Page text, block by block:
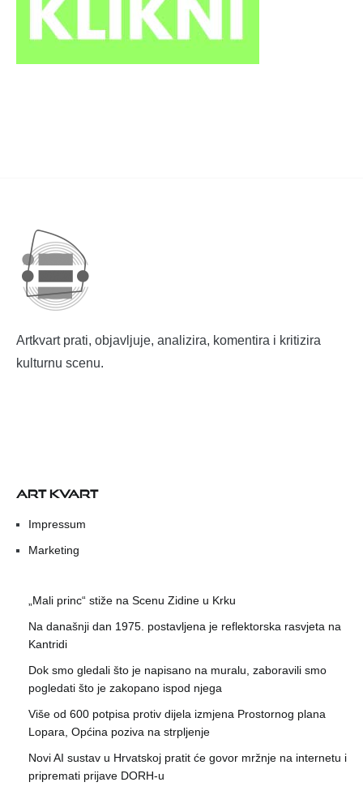
Artkvart prati, objavljuje, analizira, komentira i kritizira
kulturnu scenu.
ART KVART
Impressum
Marketing
„Mali princ“ stiže na Scenu Zidine u Krku
Na današnji dan 1975. postavljena je reflektorska rasvjeta na
Kantridi
Dok smo gledali što je napisano na muralu, zaboravili smo
pogledati što je zakopano ispod njega
Više od 600 potpisa protiv dijela izmjena Prostornog plana
Lopara, Općina poziva na strpljenje
Novi AI sustav u Hrvatskoj pratit će govor mržnje na internetu i
pripremati prijave DORH-u